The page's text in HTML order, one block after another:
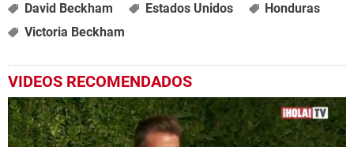
David Beckham Estados Unidos
Honduras
Victoria Beckham
VIDEOS RECOMENDADOS